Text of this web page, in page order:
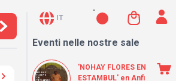
IT
Eventi nelle nostre sale
'NOHAY FLORES EN
ESTAMBUL' en Anfi